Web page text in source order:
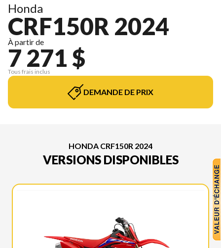
Honda
CRF150R 2024
À partir de
7 271 $
Tous frais inclus
DEMANDE DE PRIX
HONDA CRF150R 2024
VERSIONS DISPONIBLES